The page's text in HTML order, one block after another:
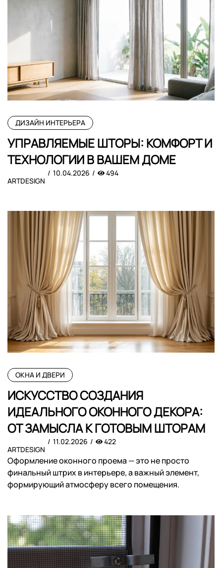
ДИЗАЙН ИНТЕРЬЕРА
УПРАВЛЯЕМЫЕ ШТОРЫ: КОМФОРТ И
ТЕХНОЛОГИИ В ВАШЕМ ДОМЕ
ARTDESIGN
10.04.2026 494
ОКНА И ДВЕРИ
ИСКУССТВО СОЗДАНИЯ
ИДЕАЛЬНОГО ОКОННОГО ДЕКОРА:
ОТ ЗАМЫСЛА К ГОТОВЫМ ШТОРАМ
ARTDESIGN
11.02.2026 422
Оформление оконного проема — это не просто
финальный штрих в интерьере, а важный элемент,
формирующий атмосферу всего помещения.